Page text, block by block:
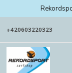
+420603220323